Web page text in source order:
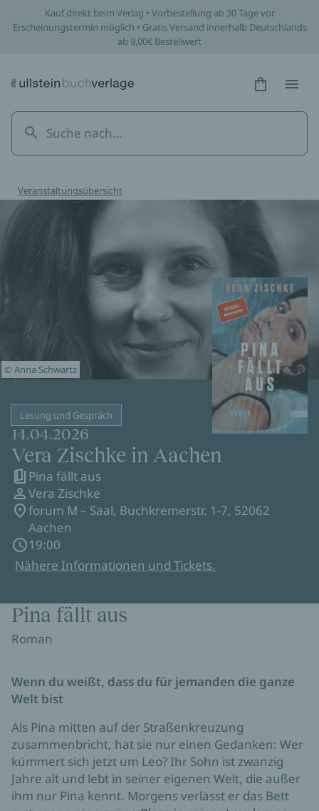
Kauf direkt beim Verlag • Vorbestellung ab 30 Tage vor
Erscheinungstermin möglich • Gratis Versand innerhalb Deutschlands
ab 9,00€ Bestellwert
Hidden
Veranstaltungsübersicht
© Anna Schwartz
Lesung und Gespräch
14.04.2026
Vera Zischke in Aachen
Pina fällt aus
Vera Zischke
forum M – Saal, Buchkremerstr. 1-7, 52062
Aachen
19:00
Nähere Informationen und Tickets.
Pina fällt aus
Roman
Wenn du weißt, dass du für jemanden die ganze
Welt bist
Als Pina mitten auf der Straßenkreuzung
zusammenbricht, hat sie nur einen Gedanken: Wer
kümmert sich jetzt um Leo? Ihr Sohn ist zwanzig
Jahre alt und lebt in seiner eigenen Welt, die außer
ihm nur Pina kennt. Morgens verlässt er das Bett